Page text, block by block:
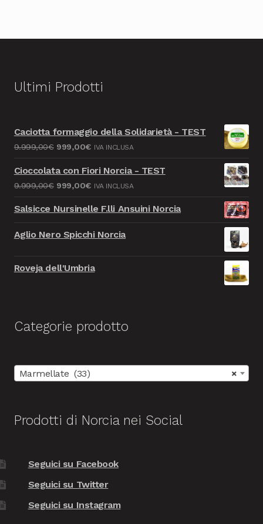
Ultimi Prodotti
Caciotta formaggio della Solidarietà - TEST
9.999,00€ Il
originale
era:
9.999,00€.
999,00€Il
attuale
è:
999,00€.
IVA INCLUSA
Cioccolata con Fiori Norcia - TEST
9.999,00€ Il
originale
9.999,00€.
999,00€Il
attuale
IVA INCLUSA
Salsicce Nursinelle F.lli Ansuini Norcia
Aglio Nero Spicchi Norcia
Roveja dell'Umbria
Categorie prodotto
×
Marmellate (33)
Prodotti di Norcia nei Social
Seguici su Facebook
Seguici su Twitter
Seguici su Instagram